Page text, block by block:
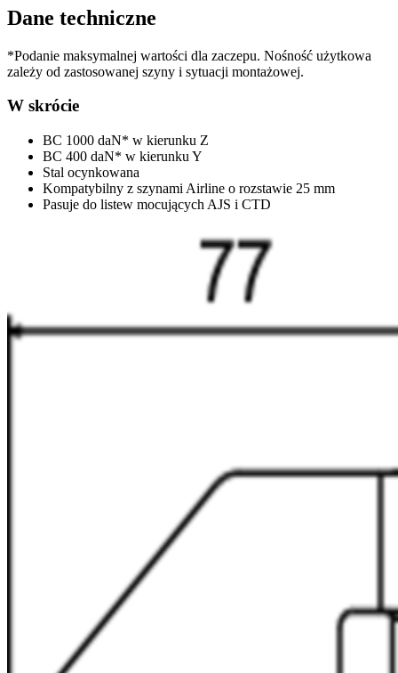
Dane techniczne
*Podanie maksymalnej wartości dla zaczepu. Nośność użytkowa
zależy od zastosowanej szyny i sytuacji montażowej.
W skrócie
BC 1000 daN* w kierunku Z
BC 400 daN* w kierunku Y
Stal ocynkowana
Kompatybilny z szynami Airline o rozstawie 25 mm
Pasuje do listew mocujących AJS i CTD